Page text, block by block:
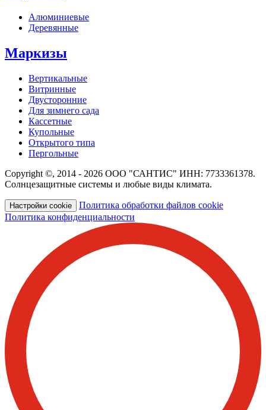
Алюминиевые
Деревянные
Маркизы
Вертикальные
Витринные
Двусторонние
Для зимнего сада
Кассетные
Купольные
Открытого типа
Пергольные
Copyright ©, 2014 - 2026 ООО "САНТИС" ИНН: 7733361378.
Солнцезащитные системы и любые виды климата.
Настройки cookie
Политика обработки файлов cookie
Политика конфиденциальности